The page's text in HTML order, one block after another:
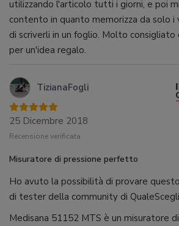
utilizzando l'articolo tutti i giorni, e poi
contento in quanto memorizza da solo i
di scriverli in un foglio. Molto consigliato
per un'idea regalo.
TizianaFogli
25 Dicembre 2018
Recensione verificata
Misuratore di pressione perfetto
Ho avuto la possibilità di provare
di tester della community di
Medisana 51152 MTS è un misuratore